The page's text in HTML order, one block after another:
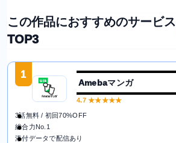
この作品におすすめのサービス
TOP3
1
Amebaマンガ
4.7★★★★★
3話無料 / 初回70%OFF
総合力No.1
添付データで配信あり